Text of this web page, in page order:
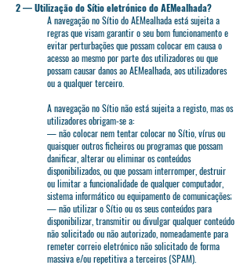
2 — Utilização do Sítio eletrónico do AEMealhada?
A navegação no Sítio do AEMealhada está sujeita a
regras que visam garantir o seu bom funcionamento e
evitar perturbações que possam colocar em causa o
acesso ao mesmo por parte dos utilizadores ou que
possam causar danos ao AEMealhada, aos utilizadores
ou a qualquer terceiro.
A navegação no Sítio não está sujeita a registo, mas os
utilizadores obrigam-se a:
— não colocar nem tentar colocar no Sítio, vírus ou
quaisquer outros ficheiros ou programas que possam
danificar, alterar ou eliminar os conteúdos
disponibilizados, ou que possam interromper, destruir
ou limitar a funcionalidade de qualquer computador,
sistema informático ou equipamento de comunicações;
— não utilizar o Sítio ou os seus conteúdos para
disponibilizar, transmitir ou divulgar qualquer conteúdo
não solicitado ou não autorizado, nomeadamente para
remeter correio eletrónico não solicitado de forma
massiva e/ou repetitiva a terceiros (SPAM).